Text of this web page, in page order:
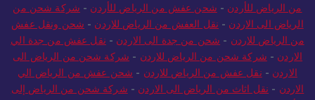
من الرياض للأردن - شحن عفش من الرياض للأردن - شركة شحن من
الرياض الى الاردن - نقل العفش من الرياض للاردن - شحن ونقل عفش
من الرياض للاردن - شحن من جدة الى الاردن - نقل عفش من جدة الي
الاردن - شركة شحن من الرياض للاردن - شركة شحن من الرياض الى
الاردن - نقل عفش من الرياض للاردن - شحن عفش من الرياض الي
الاردن - نقل اثاث من الرياض الى الاردن - شركة شحن من الرياض إلى